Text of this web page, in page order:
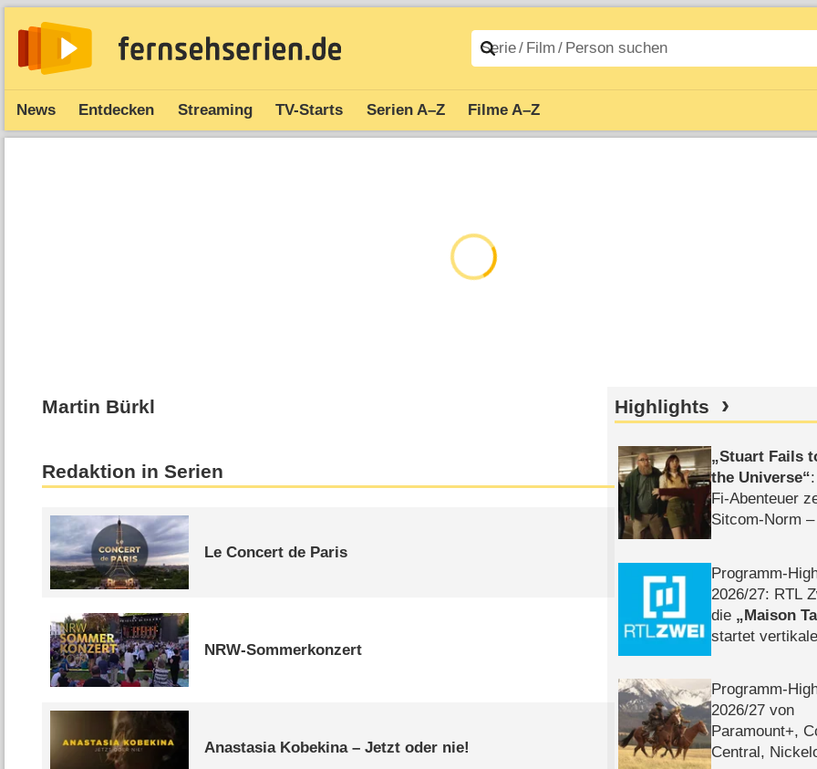
News Entdecken Streaming TV-Starts Serien A–Z Filme A–Z
Martin Bürkl
Redaktion in Serien
Le Concert de Paris
NRW-Sommerkonzert
Anastasia Kobekina – Jetzt oder nie!
Highlights
Stuart Fails
the Universe
Fi-Abenteuer
Sitcom-Norm
Programm-
2026/​27: RTL
die
Maison
startet
Programm-
2026/​27 von
Paramount+,
Central,